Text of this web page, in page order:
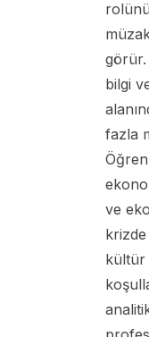
görür.
bilgi
fazla
ve
krizde
kültür